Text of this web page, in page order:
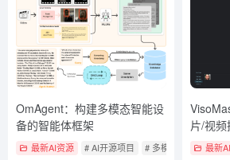
OmAgent：构建多模态智能设
备的智能体框架
最新AI资源 # AI开源项目 # 多模态实时互动产品
片/视
最新